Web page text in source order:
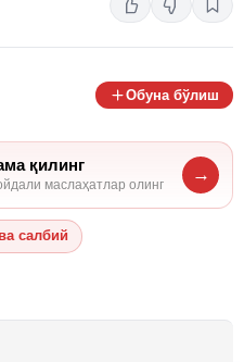
Обуна бўлиш
қилинг
маслаҳатлар олинг
→
салбий